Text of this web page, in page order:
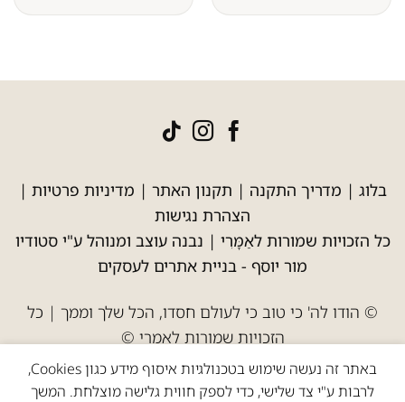
בלוג | מדריך התקנה | תקנון האתר | מדיניות פרטיות |
הצהרת נגישות
כל הזכויות שמורות לאַמָּרִי | נבנה עוצב ומנוהל ע"י סטודיו
מור יוסף - בניית אתרים לעסקים
© הודו לה' כי טוב כי לעולם חסדו, הכל שלך וממך | כל
הזכויות שמורות לאמרי ©
באתר זה נעשה שימוש בטכנולגיות איסוף מידע כגון Cookies,
לרבות ע"י צד שלישי, כדי לספק חווית גלישה מוצלחת. המשך